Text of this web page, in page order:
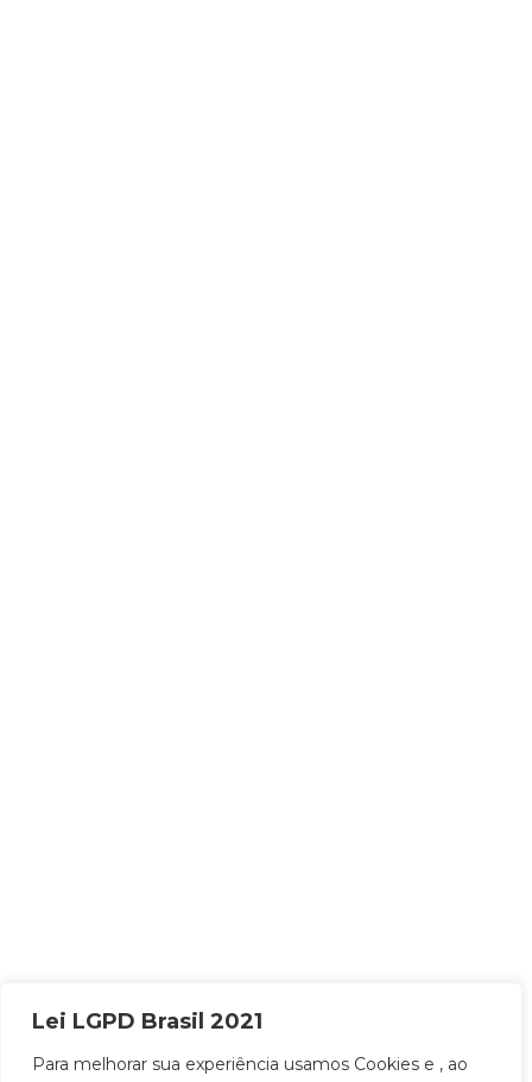
Lei LGPD Brasil 2021
Para melhorar sua experiência usamos Cookies e , ao